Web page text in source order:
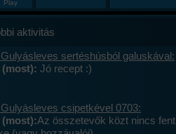
Play
aktivitás
sertéshúsból galuskával:
Jó recept :)
csipetkével 0703:
Az összetevők közt nincs fent